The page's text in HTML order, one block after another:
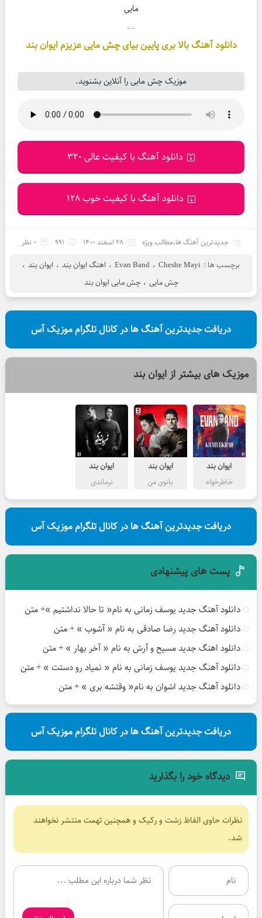
مایی
…
دانلود آهنگ بالا بری پایین بیای چش مایی عزیزم ایوان بند
موزیک چش مابی را آنلاین بشنوید.
دانلود آهنگ با کیفیت عالی 320
دانلود آهنگ با کیفیت خوب 128
جدیدترین آهنگ ها،مطالب ویژه 28 اسفند 1400 991 0 نظر
برچسب ها : Cheshe Mayi ، Evan Band ، اهنگ ایوان بند ، ایوان بند ،
چش مایی ، چش مایی ایوان بند
دریافت جدیدترین آهنگ ها در کانال تلگرام موزیک آس
موزیک های بیشتر از ایوان بند
ایوان بند
خاطرخواه
ایوان بند
بانوی من
ایوان بند
نرماندی
دریافت جدیدترین آهنگ ها در کانال تلگرام موزیک آس
پست های پیشنهادی
دانلود آهنگ جدید یوسف زمانی به نام« تا حالا نداشتیم »+ متن
دانلود آهنگ جدید رضا صادقی به نام « آشوب » + متن
دانلود اهنگ جدید مسیح و آرش به نام « آخر بهار » + متن
دانلود آهنگ جدید یوسف زمانی به نام « نمیاد رو دستت » + متن
دانلود آهنگ جدید اشوان به نام« وقتشه بری » + متن
دریافت جدیدترین آهنگ ها در کانال تلگرام موزیک آس
دیدگاه خود را بگذارید
نظرات حاوی الفاظ زشت و رکیک و همچنین تهمت منتشر نخواهند
شد.